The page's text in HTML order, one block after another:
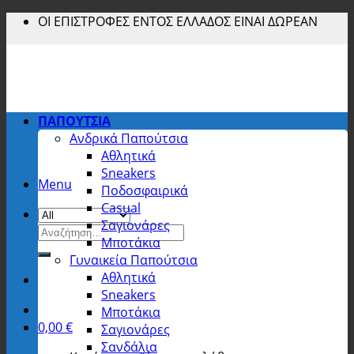
Skip ΟΙ ΕΠΙΣΤΡΟΦΕΣ ΕΝΤΟΣ ΕΛΛΑΔΟΣ ΕΙΝΑΙ ΔΩΡΕΑΝ
Menu
Αναζήτηση
για:
0,00€
ΠΑΠΟΥΤΣΙΑ
Ανδρικά Παπούτσια
Αθλητικά
Sneakers
Ποδοσφαιρικά
Casual
Σαγιονάρες
Μποτάκια
Γυναικεία Παπούτσια
Αθλητικά
Sneakers
Μποτάκια
Σαγιονάρες
Σανδάλια